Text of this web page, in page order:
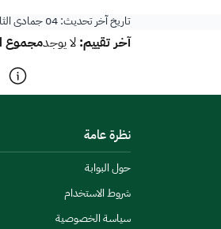
تاريخ آخر تحديث:04 جمادى الثانية 1447 08:19 ص
آخر تقييم:لا يوجدمجموع
نظرة عامة
حول البوابة
شروط الاستخدام
سياسة الخصوصية